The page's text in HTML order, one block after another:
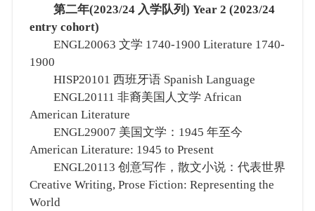
第二年(2023/24 入学队列) Year 2 (2023/24
entry cohort)
ENGL20063 文学 1740-1900 Literature 1740-
1900
HISP20101 西班牙语 Spanish Language
ENGL20111 非裔美国人文学 African
American Literature
ENGL29007 美国文学：1945 年至今
American Literature: 1945 to Present
ENGL20113 创意写作，散文小说：代表世界
Creative Writing, Prose Fiction: Representing the
World